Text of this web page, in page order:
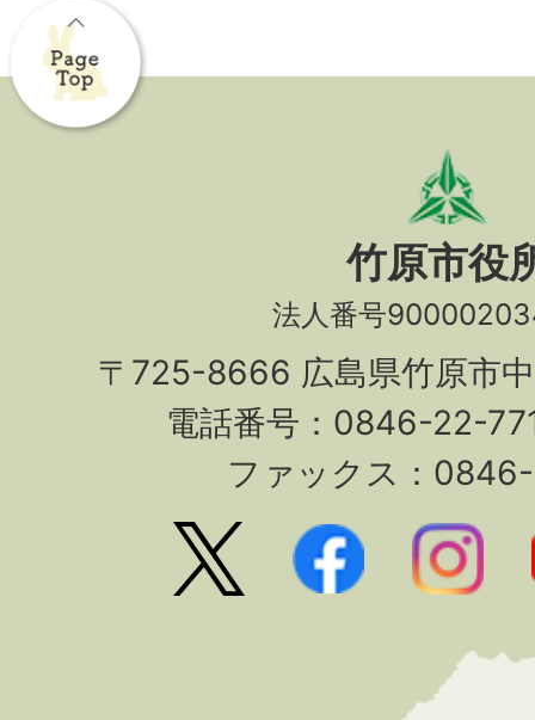
竹原市役
法人番号
〒725-8666 広島県竹原市
電話番号：0846-22-
ファックス：